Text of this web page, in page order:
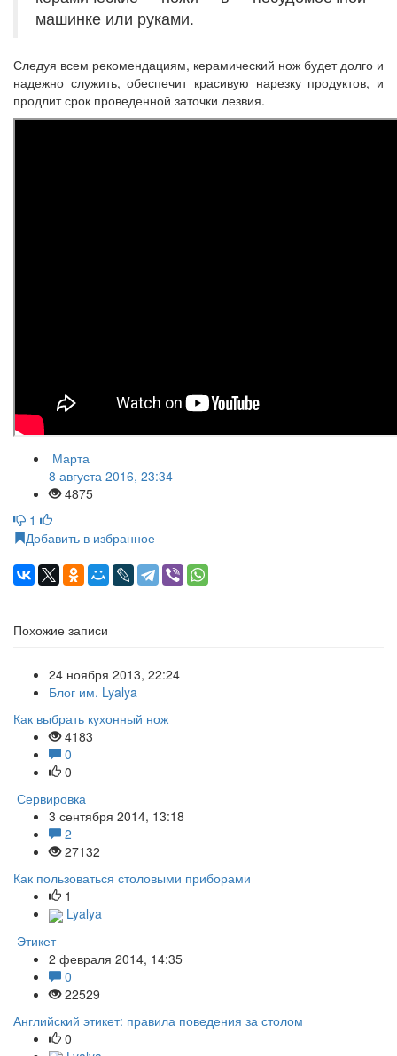
машинке или руками.
Следуя всем рекомендациям, керамический нож будет долго и
надежно служить, обеспечит красивую нарезку продуктов, и
продлит срок проведенной заточки лезвия.
Марта
8 августа 2016, 23:34
4875
1
Добавить в избранное
Похожие записи
24 ноября 2013, 22:24
Блог им. Lyalya
Как выбрать кухонный нож
4183
0
0
Сервировка
3 сентября 2014, 13:18
2
27132
Как пользоваться столовыми приборами
1
Lyalya
Этикет
2 февраля 2014, 14:35
0
22529
Английский этикет: правила поведения за столом
0